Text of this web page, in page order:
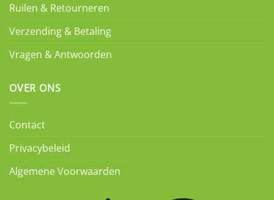
Ruilen & Retourneren
Verzending & Betaling
Vragen & Antwoorden
OVER ONS
Contact
Privacybeleid
Algemene Voorwaarden